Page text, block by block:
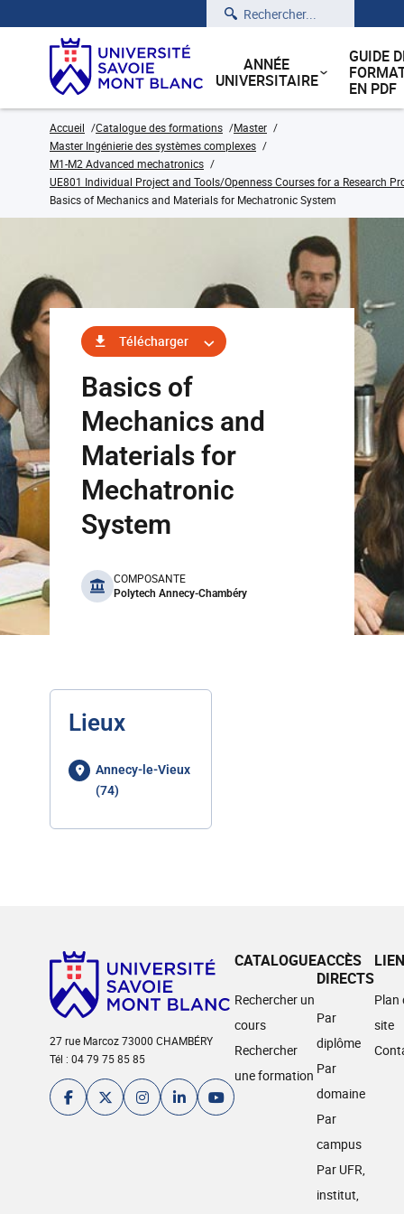
Rechercher
ANNÉE
UNIVERSITAIRE
GUIDE
EN PDF
Accueil Catalogue des formations
Master
Master Ingénierie des systèmes complexes
M1-M2 Advanced mechatronics
UE801 Individual Project and Tools/Openness Courses for a Research
Basics of Mechanics and Materials for Mechatronic System
Télécharger
Basics of
Mechanics and
Materials for
Mechatronic
System
benefits
COMPOSANTE
Polytech Annecy-Chambéry
Lieux
Annecy-le-Vieux
(74)
27 rue Marcoz 73000 CHAMBÉRY
Tél : 04 79 75 85 85
CATALOGUE
Rechercher un
cours
Rechercher
une formation
ACCÈS
DIRECTS
Par
diplôme
Par
domaine
Par
campus
Par UFR,
institut,
Plan
site